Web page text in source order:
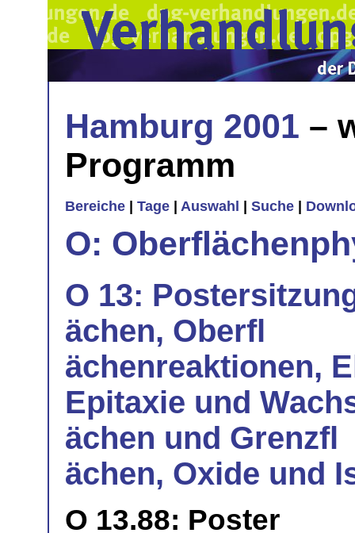
Hamburg 2001 –
Programm
Bereiche Tage Auswahl Suche
O:
O 13:
ächen, Oberfl
ächenreaktionen,
Epitaxie und
ächen und Grenzfl
ächen, Oxide und
O 13.88: Poster